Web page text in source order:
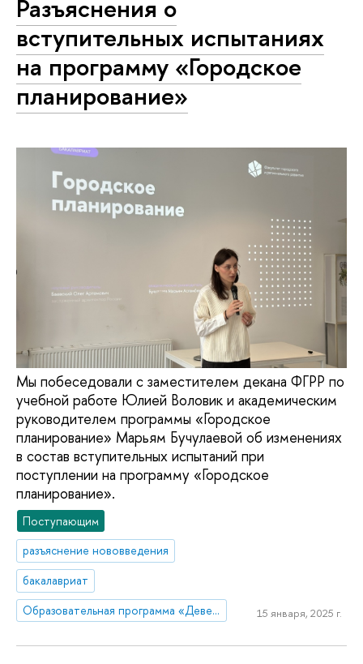
Разъяснения о
вступительных испытаниях
на программу «Городское
планирование»
Мы побеседовали с заместителем декана ФГРР по
учебной работе Юлией Воловик и академическим
руководителем программы «Городское
планирование» Марьям Бучулаевой об изменениях
в состав вступительных испытаний при
поступлении на программу «Городское
планирование».
Поступающим
разъяснение нововведения
бакалавриат
Образовательная программа «Девелопмент и городское планирование»
15 января, 2025 г.